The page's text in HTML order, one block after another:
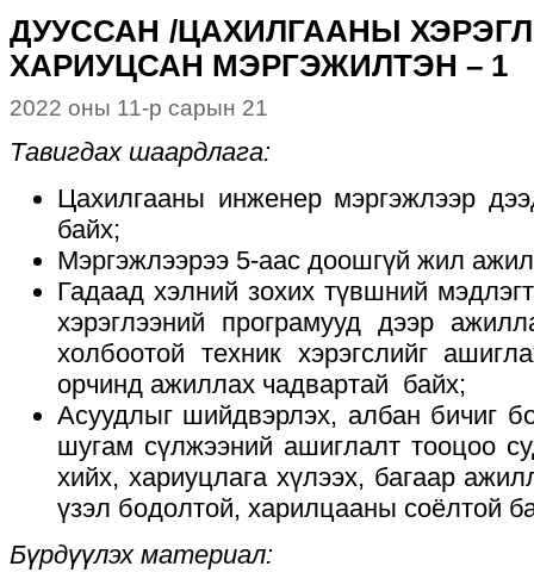
ДУУССАН /ЦАХИЛГААНЫ
ХАРИУЦСАН МЭРГЭЖИЛТЭН – 1
2022 оны 11-р сарын 21
Тавигдах шаардлага:
Цахилгааны инженер мэргэжлээр
байх;
Мэргэжлээрээ 5-аас доошгүй жил
Гадаад хэлний зохих түвшний
хэрэглээний програмууд дээр
холбоотой техник хэрэгслийг
орчинд ажиллах чадвартай байх;
Асуудлыг шийдвэрлэх, албан бичиг
шугам сүлжээний ашиглалт тооцоо
хийх, хариуцлага хүлээх, багаар
үзэл бодолтой, харилцааны соёлтой
Бүрдүүлэх материал: